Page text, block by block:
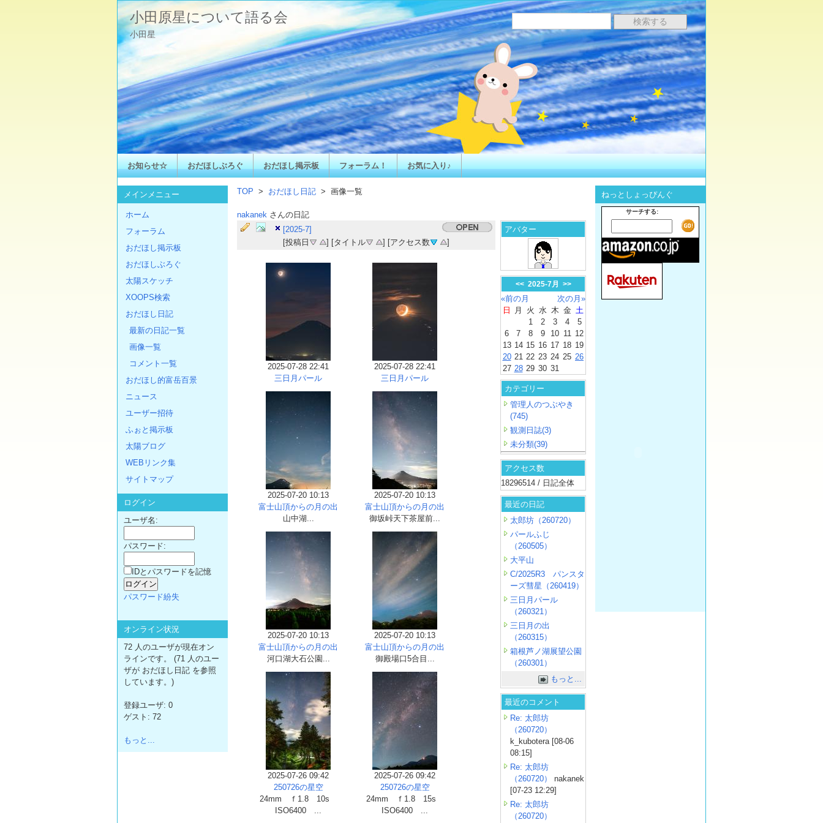
小田原星について語る会
小田星
お知らせ☆ おだほしぶろぐ おだほし掲示板 フォーラム！ お気に入り♪
TOP > おだほし日記 > 画像一覧
nakanek さんの日記
[2025-7]
[投稿日
] [タイトル ] [アクセス数 ]
2025-07-28 22:41
三日月パール
2025-07-28 22:41
三日月パール
2025-07-20 10:13
富士山頂からの月の出
山中湖...
2025-07-20 10:13
富士山頂からの月の出
御坂峠天下茶屋前...
2025-07-20 10:13
富士山頂からの月の出
河口湖大石公園...
2025-07-20 10:13
富士山頂からの月の出
御殿場口5合目...
2025-07-26 09:42
250726の星空
24mm ｆ1.8 10s
ISO6400 ...
2025-07-26 09:42
250726の星空
24mm ｆ1.8 15s
ISO6400 ...
アバター
<< 2025-7月 >>
«前の月
次の月»
日
月 火 水 木 金 土
1
2 3 4
5
6
7 8 9 10 11 12
13 14 15 16 17 18 19
20 21 22 23 24 25 26
27 28 29 30 31
カテゴリー
管理人のつぶやき
(745)
観測日誌(3)
未分類(39)
アクセス数
18296514 / 日記全体
最近の日記
太郎坊（260720）
パールふじ
（260505）
大平山
C/2025R3 パンスタ
ーズ彗星（260419）
三日月パール
（260321）
三日月の出
（260315）
箱根芦ノ湖展望公園
（260301）
もっと...
最近のコメント
Re: 太郎坊
（260720）
k_kubotera [08-06
08:15]
Re: 太郎坊
（260720）
nakanek
[07-23 12:29]
Re: 太郎坊
（260720）
メインメニュー
ホーム
フォーラム
おだほし掲示板
おだほしぶろぐ
太陽スケッチ
XOOPS検索
おだほし日記
最新の日記一覧
画像一覧
コメント一覧
おだほし的富岳百景
ニュース
ユーザー招待
ふぉと掲示板
太陽ブログ
WEBリンク集
サイトマップ
ログイン
ユーザ名:
パスワード:
IDとパスワードを記憶
パスワード紛失
オンライン状況
72 人のユーザが現在オン
ラインです。 (71 人のユー
ザが おだほし日記 を参照
しています。)
登録ユーザ: 0
ゲスト: 72
もっと...
ねっとしょっぴんぐ
サーチする: